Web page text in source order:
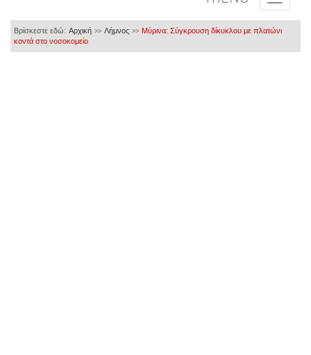
Βρίσκεστε εδώ: Αρχική >> Λήμνος >> Μύρινα: Σύγκρουση δίκυκλου με πλατώνι
κοντά στο νοσοκομείο